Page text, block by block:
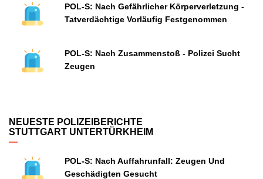
POL-S: Nach Gefährlicher Körperverletzung -
Tatverdächtige Vorläufig Festgenommen
POL-S: Nach Zusammenstoß - Polizei Sucht
Zeugen
NEUESTE POLIZEIBERICHTE
STUTTGART UNTERTÜRKHEIM
POL-S: Nach Auffahrunfall: Zeugen Und
Geschädigten Gesucht